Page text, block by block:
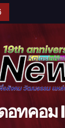
อทคอม l